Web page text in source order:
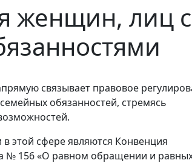
женщин, лиц с
связывает правовое
обязанностей, стремясь
этой сфере являются Конвенция
№ 156 «О равном обращении и